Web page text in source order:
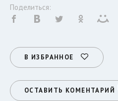
Поделиться:
В ИЗБРАННОЕ
ОСТАВИТЬ КОМЕНТАРИЙ